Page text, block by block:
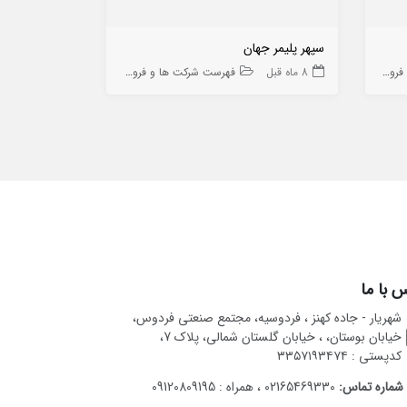
ها
سپهر پلیمر جهان
8 ماه قبل فهرست شرکت ها و فروشگاه ها
با ما
شهریار - جاده کهنز ، فردوسیه، مجتمع صنعتی فردوس،
خیابان بوستان، ، خیابان گلستان شمالی، پلاک 7،
کدپستی : ۳۳۵۷۱۹۳۴۷۴
شماره تماس: 02165469330 ، همراه : 09120809195